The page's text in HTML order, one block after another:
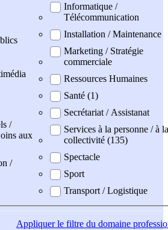
/
aux
/
Informatique /
Télécommunication
Installation / Maintenance
Marketing / Stratégie
commerciale
Ressources Humaines
Santé (1)
Secrétariat / Assistanat
Services à la personne / à la
collectivité (135)
Spectacle
Sport
Transport / Logistique
Appliquerle filtre du domaine